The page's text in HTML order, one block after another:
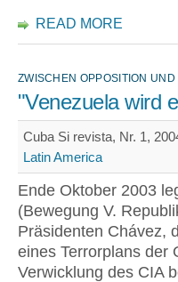
READ MORE
ZWISCHEN OPPOSITION
"Venezuela wird
Cuba Si revista, Nr. 1,
Latin America
Ende Oktober 2003
(Bewegung V.
Präsidenten Chávez,
eines Terrorplans der
Verwicklung des CIA